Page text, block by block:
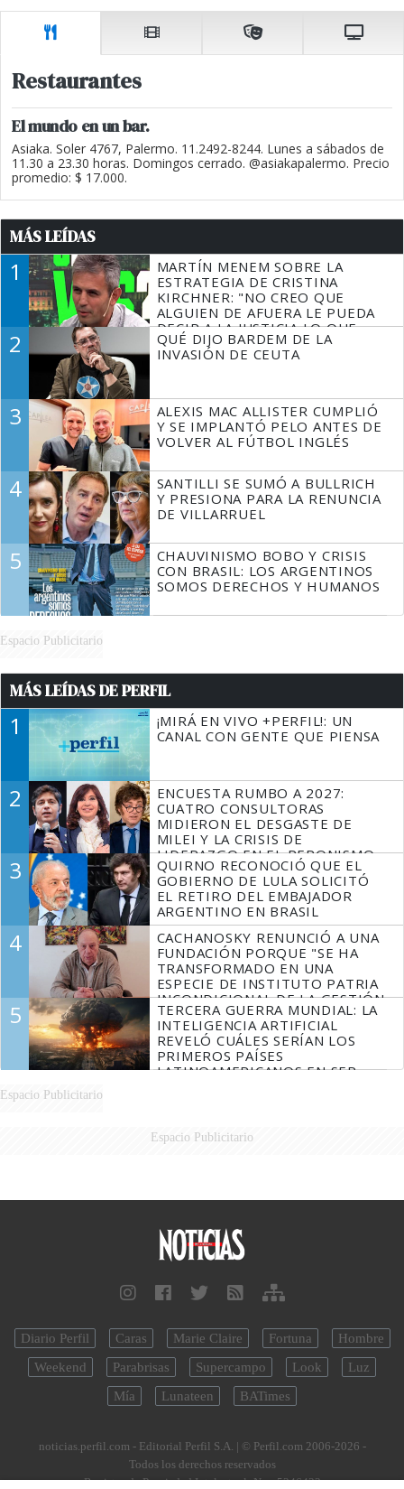
Restaurantes
El mundo en un bar.
Asiaka. Soler 4767, Palermo. 11.2492-8244. Lunes a sábados de
11.30 a 23.30 horas. Domingos cerrado. @asiakapalermo. Precio
promedio: $ 17.000.
MÁS LEÍDAS
1
MARTÍN MENEM SOBRE LA
ESTRATEGIA DE CRISTINA
KIRCHNER: "NO CREO QUE
ALGUIEN DE AFUERA LE PUEDA
DECIR A LA JUSTICIA LO QUE
TIENE QUE HACER"
2
QUÉ DIJO BARDEM DE LA
INVASIÓN DE CEUTA
3
ALEXIS MAC ALLISTER CUMPLIÓ
Y SE IMPLANTÓ PELO ANTES DE
VOLVER AL FÚTBOL INGLÉS
4
SANTILLI SE SUMÓ A BULLRICH
Y PRESIONA PARA LA RENUNCIA
DE VILLARRUEL
5
CHAUVINISMO BOBO Y CRISIS
CON BRASIL: LOS ARGENTINOS
SOMOS DERECHOS Y HUMANOS
Espacio Publicitario
MÁS LEÍDAS DE PERFIL
1
¡MIRÁ EN VIVO +PERFIL!: UN
CANAL CON GENTE QUE PIENSA
2
ENCUESTA RUMBO A 2027:
CUATRO CONSULTORAS
MIDIERON EL DESGASTE DE
MILEI Y LA CRISIS DE
LIDERAZGO EN EL PERONISMO
3
QUIRNO RECONOCIÓ QUE EL
GOBIERNO DE LULA SOLICITÓ
EL RETIRO DEL EMBAJADOR
ARGENTINO EN BRASIL
4
CACHANOSKY RENUNCIÓ A UNA
FUNDACIÓN PORQUE "SE HA
TRANSFORMADO EN UNA
ESPECIE DE INSTITUTO PATRIA
INCONDICIONAL DE LA GESTIÓN
DE MILEI"
5
TERCERA GUERRA MUNDIAL: LA
INTELIGENCIA ARTIFICIAL
REVELÓ CUÁLES SERÍAN LOS
PRIMEROS PAÍSES
LATINOAMERICANOS EN SER
Espacio Publicitario
Espacio Publicitario
Diario Perfil Caras Marie Claire Fortuna
Hombre
Weekend
Parabrisas Supercampo Look
Luz
Mía
Lunateen BATimes
noticias.perfil.com - Editorial Perfil S.A. | © Perfil.com 2006-2026 -
Todos los derechos reservados
Registro de Propiedad Intelectual: Nro. 5346433